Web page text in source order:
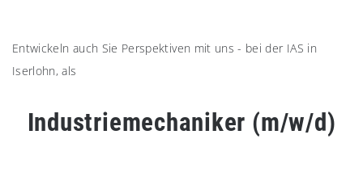
Entwickeln auch Sie Perspektiven mit uns - bei der IAS in
Iserlohn, als
Industriemechaniker (m/w/d)